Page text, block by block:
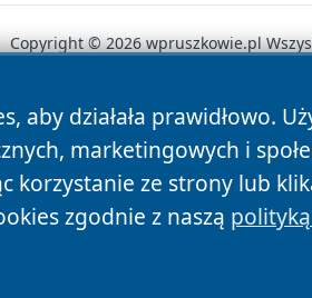
aby działała prawidłowo.
marketingowych i
korzystanie ze strony lub
zgodnie z naszą
Copyright © 2026 wpruszkowie.pl
Autorzy Polityka